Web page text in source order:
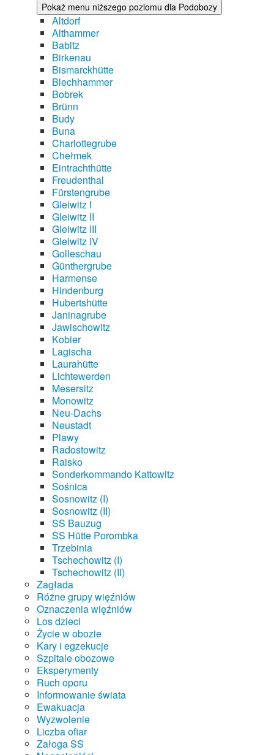
Pokaż menu niższego poziomu dla Podobozy
Altdorf
Althammer
Babitz
Birkenau
Bismarckhütte
Blechhammer
Bobrek
Brünn
Budy
Buna
Charlottegrube
Chełmek
Eintrachthütte
Freudenthal
Fürstengrube
Gleiwitz I
Gleiwitz II
Gleiwitz III
Gleiwitz IV
Golleschau
Günthergrube
Harmense
Hindenburg
Hubertshütte
Janinagrube
Jawischowitz
Kobier
Lagischa
Laurahütte
Lichtewerden
Mesersitz
Monowitz
Neu-Dachs
Neustadt
Plawy
Radostowitz
Raisko
Sonderkommando Kattowitz
Sośnica
Sosnowitz (I)
Sosnowitz (II)
SS Bauzug
SS Hütte Porombka
Trzebinia
Tschechowitz (I)
Tschechowitz (II)
Zagłada
Różne grupy więźniów
Oznaczenia więźniów
Los dzieci
Życie w obozie
Kary i egzekucje
Szpitale obozowe
Eksperymenty
Ruch oporu
Informowanie świata
Ewakuacja
Wyzwolenie
Liczba ofiar
Załoga SS